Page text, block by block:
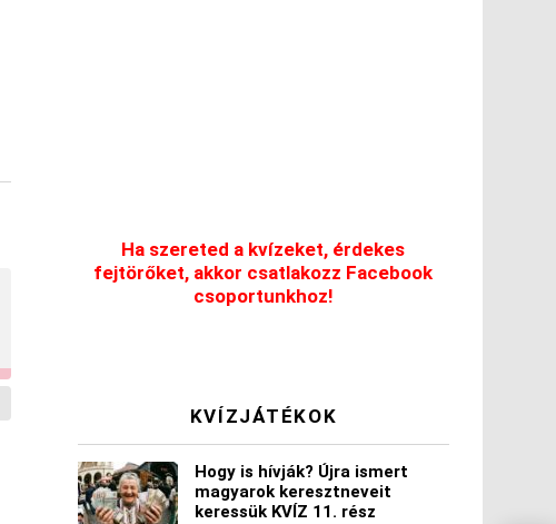
Ha szereted a kvízeket, érdekes
fejtörőket, akkor csatlakozz Facebook
csoportunkhoz!
KVÍZJÁTÉKOK
Hogy is hívják? Újra ismert
magyarok keresztneveit
keressük KVÍZ 11. rész